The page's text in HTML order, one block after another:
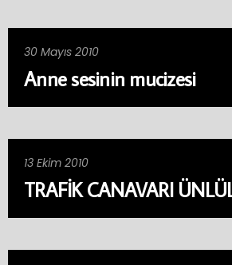
30 Mayıs 2010
Anne sesinin mucizesi
13 Ekim 2010
TRAFİK CANAVARI